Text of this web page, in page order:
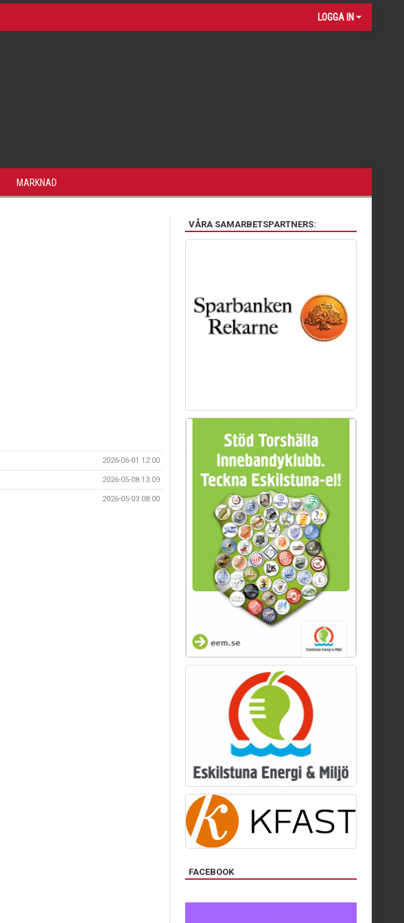
LOGGA IN
MARKNAD
2026-06-01 12:00
2026-05-08 13:09
2026-05-03 08:00
VÅRA SAMARBETSPARTNERS:
FACEBOOK